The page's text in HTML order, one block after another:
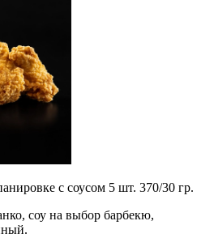
с соусом 5 шт. 370/30 гр.
соу на выбор барбекю,